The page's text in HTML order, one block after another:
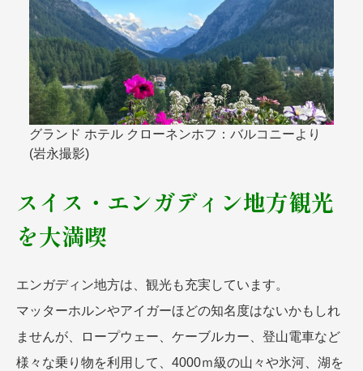
グランド ホテル クローネンホフ：バルコニーより
(岩永撮影)
スイス・エンガディン地方観光
を大満喫
エンガディン地方は、観光も充実しています。
マッターホルンやアイガーほどの知名度はないかもしれ
ませんが、ロープウェー、ケーブルカー、登山電車など
様々な乗り物を利用して、4000ｍ級の山々や氷河、湖を